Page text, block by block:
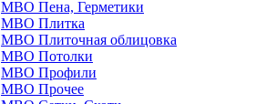
МВО Пена, Герметики
МВО Плитка
МВО Плиточная облицовка
МВО Потолки
МВО Профили
МВО Прочее